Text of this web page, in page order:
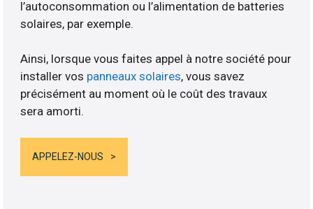
l’autoconsommation ou l’alimentation de batteries
solaires, par exemple.
Ainsi, lorsque vous faites appel à notre société pour
installer vos panneaux solaires, vous savez
précisément au moment où le coût des travaux
sera amorti.
APPELEZ-NOUS